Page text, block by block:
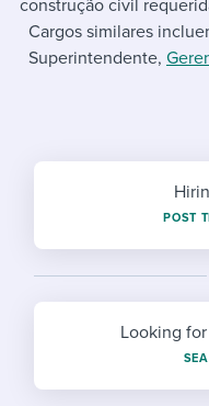
construção civil
Cargos similares
Superintendente,
POST
Looking